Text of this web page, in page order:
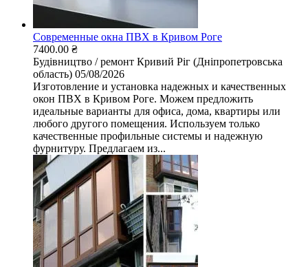
Современные окна ПВХ в Кривом Роге
7400.00 ₴
Будівництво / ремонт Кривий Ріг (Дніпропетровська
область) 05/08/2026
Изготовление и установка надежных и качественных
окон ПВХ в Кривом Роге. Можем предложить
идеальные варианты для офиса, дома, квартиры или
любого другого помещения. Используем только
качественные профильные системы и надежную
фурнитуру. Предлагаем из...